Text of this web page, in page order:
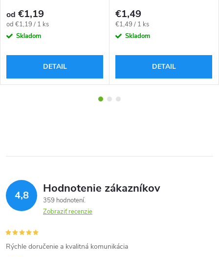
od €1,19
Jednotková
cena:
od €1,19 / 1 ks
Skladom
DETAIL
€1,49
Jednotková
cena:
€1,49 / 1 ks
Skladom
DETAIL
4,8 Hodnotenie zákazníkov
359 hodnotení
Zobraziť recenzie
Rýchle doručenie a kvalitná komunikácia